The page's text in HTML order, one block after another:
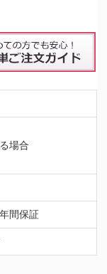
場合
間保証